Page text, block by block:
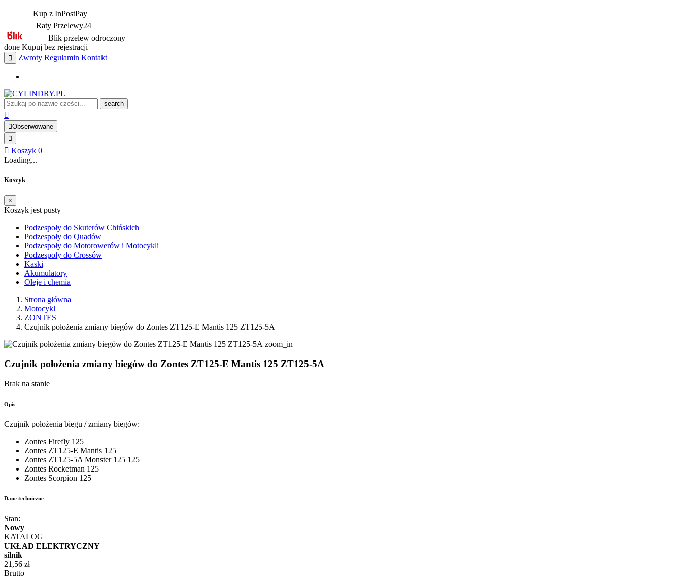
Kup z InPostPay
Raty Przelewy24
Blik przelew odroczony
done Kupuj bez rejestracji
Zwroty Regulamin Kontakt
search
Obserwowane
Koszyk 0
Loading...
Koszyk
×
Koszyk jest pusty
Podzespoły do Skuterów Chińskich
Podzespoły do Quadów
Podzespoły do Motorowerów i Motocykli
Podzespoły do Crossów
Kaski
Akumulatory
Oleje i chemia
Strona główna
Motocykl
ZONTES
Czujnik położenia zmiany biegów do Zontes ZT125-E Mantis 125 ZT125-5A
zoom_in
Czujnik położenia zmiany biegów do Zontes ZT125-E Mantis 125 ZT125-5A
Brak na stanie
Opis
Czujnik położenia biegu / zmiany biegów:
Zontes Firefly 125
Zontes ZT125-E Mantis 125
Zontes ZT125-5A Monster 125 125
Zontes Rocketman 125
Zontes Scorpion 125
Dane techniczne
Stan:
Nowy
KATALOG
UKŁAD ELEKTRYCZNY
silnik
21,56 zł
Brutto